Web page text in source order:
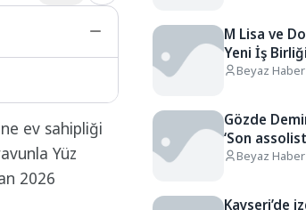
ev sahipliği
Yüz
2026
M Lisa ve
Yeni İş
Beyaz Haber
Gözde
‘Son
Beyaz Haber
Kayseri’de